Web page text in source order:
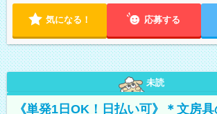
気になる！ 応募する
未読
《単発1日OK！日払い可》＊文房